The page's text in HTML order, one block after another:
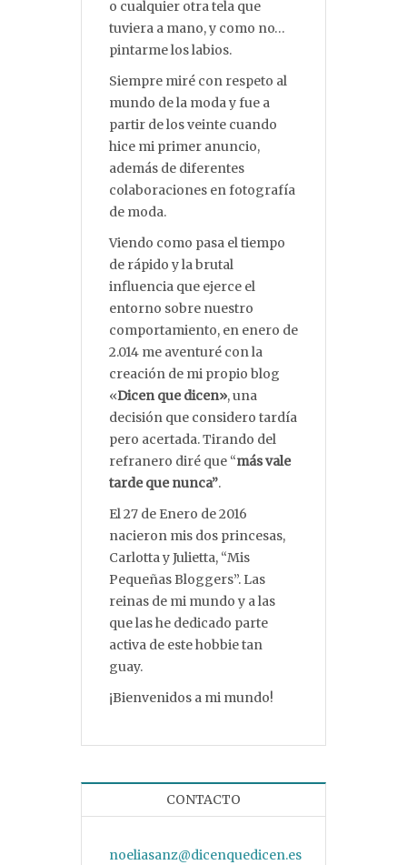
o cualquier otra tela que
tuviera a mano, y como no…
pintarme los labios.
Siempre miré con respeto al
mundo de la moda y fue a
partir de los veinte cuando
hice mi primer anuncio,
además de diferentes
colaboraciones en fotografía
de moda.
Viendo como pasa el tiempo
de rápido y la brutal
influencia que ejerce el
entorno sobre nuestro
comportamiento, en enero de
2.014 me aventuré con la
creación de mi propio blog
«Dicen que dicen», una
decisión que considero tardía
pero acertada. Tirando del
refranero diré que “más vale
tarde que nunca”.
El 27 de Enero de 2016
nacieron mis dos princesas,
Carlotta y Julietta, “Mis
Pequeñas Bloggers”. Las
reinas de mi mundo y a las
que las he dedicado parte
activa de este hobbie tan
guay.
¡Bienvenidos a mi mundo!
CONTACTO
noeliasanz@dicenquedicen.es